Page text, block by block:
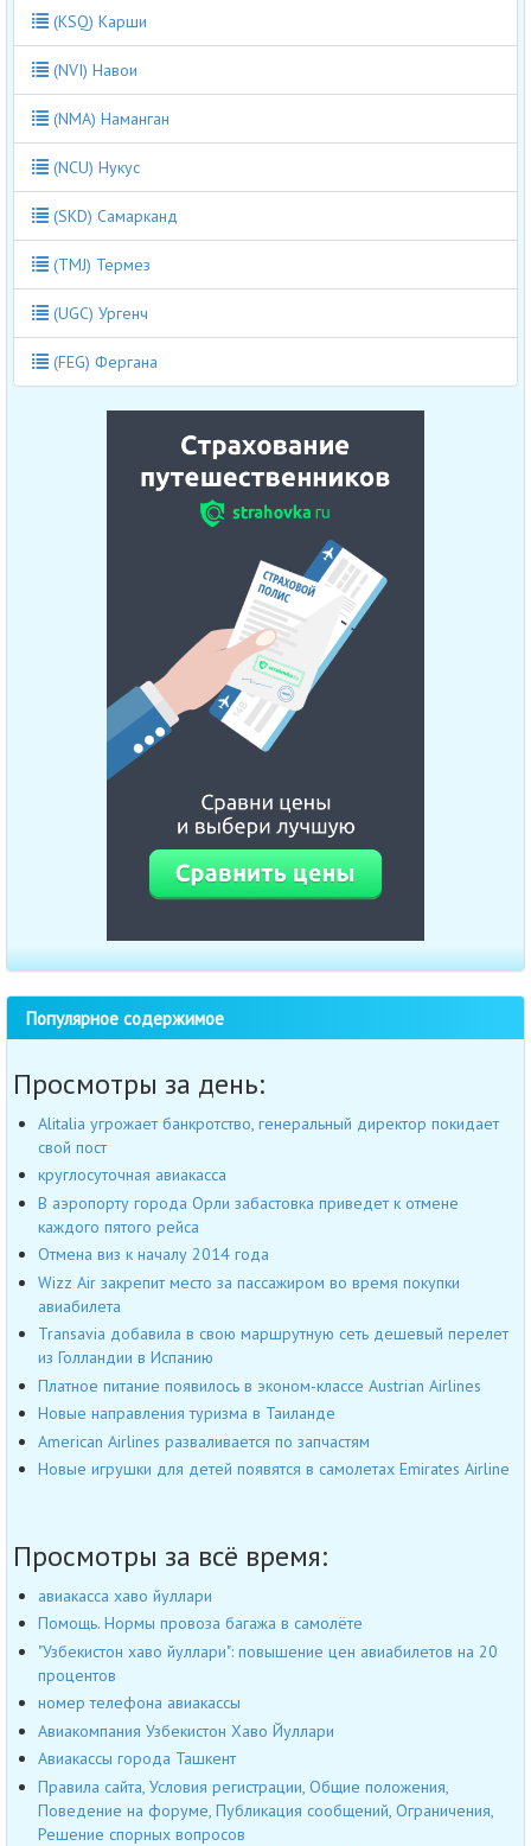
(KSQ) Карши
(NVI) Навои
(NMA) Наманган
(NCU) Нукус
(SKD) Самарканд
(TMJ) Термез
(UGC) Ургенч
(FEG) Фергана
Популярное содержимое
Просмотры за день:
Alitalia угрожает банкротство, генеральный директор покидает
свой пост
круглосуточная авиакасса
В аэропорту города Орли забастовка приведет к отмене
каждого пятого рейса
Отмена виз к началу 2014 года
Wizz Air закрепит место за пассажиром во время покупки
авиабилета
Transavia добавила в свою маршрутную сеть дешевый перелет
из Голландии в Испанию
Платное питание появилось в эконом-классе Austrian Airlines
Новые направления туризма в Таиланде
American Airlines разваливается по запчастям
Новые игрушки для детей появятся в самолетах Emirates Airline
Просмотры за всё время:
авиакасса хаво йуллари
Помощь. Нормы провоза багажа в самолёте
"Узбекистон хаво йуллари": повышение цен авиабилетов на 20
процентов
номер телефона авиакассы
Авиакомпания Узбекистон Хаво Йуллари
Авиакассы города Ташкент
Правила сайта, Условия регистрации, Общие положения,
Поведение на форуме, Публикация сообщений, Ограничения,
Решение спорных вопросов